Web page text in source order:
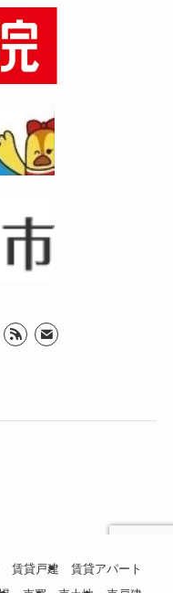
賃貸戸建
賃貸アパート